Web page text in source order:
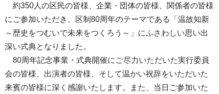
約350人の区民の皆様、企業・団体の皆様、関係者の皆様
にご参加いただき、区制80周年のテーマである「温故知新
～歴史をつむいで未来をつくろう～」にふさわしい思い出
深い式典となりました。
80周年記念事業・式典開催にご尽力いただいた実行委員
会の皆様、出演者の皆様、そして温かい祝辞をいただいた
来賓の皆様に深く感謝いたします。また、当日ご参加いた